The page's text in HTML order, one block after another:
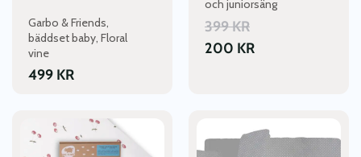
Garbo & Friends,
bäddset baby, Floral
vine
499 KR
produktsidan
och juniorsäng
399KR
200 KR